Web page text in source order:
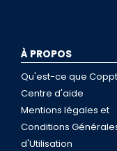
À PROPOS
Qu'est-ce que
Centre d'aide
Mentions légales et
Conditions
d'Utilisation